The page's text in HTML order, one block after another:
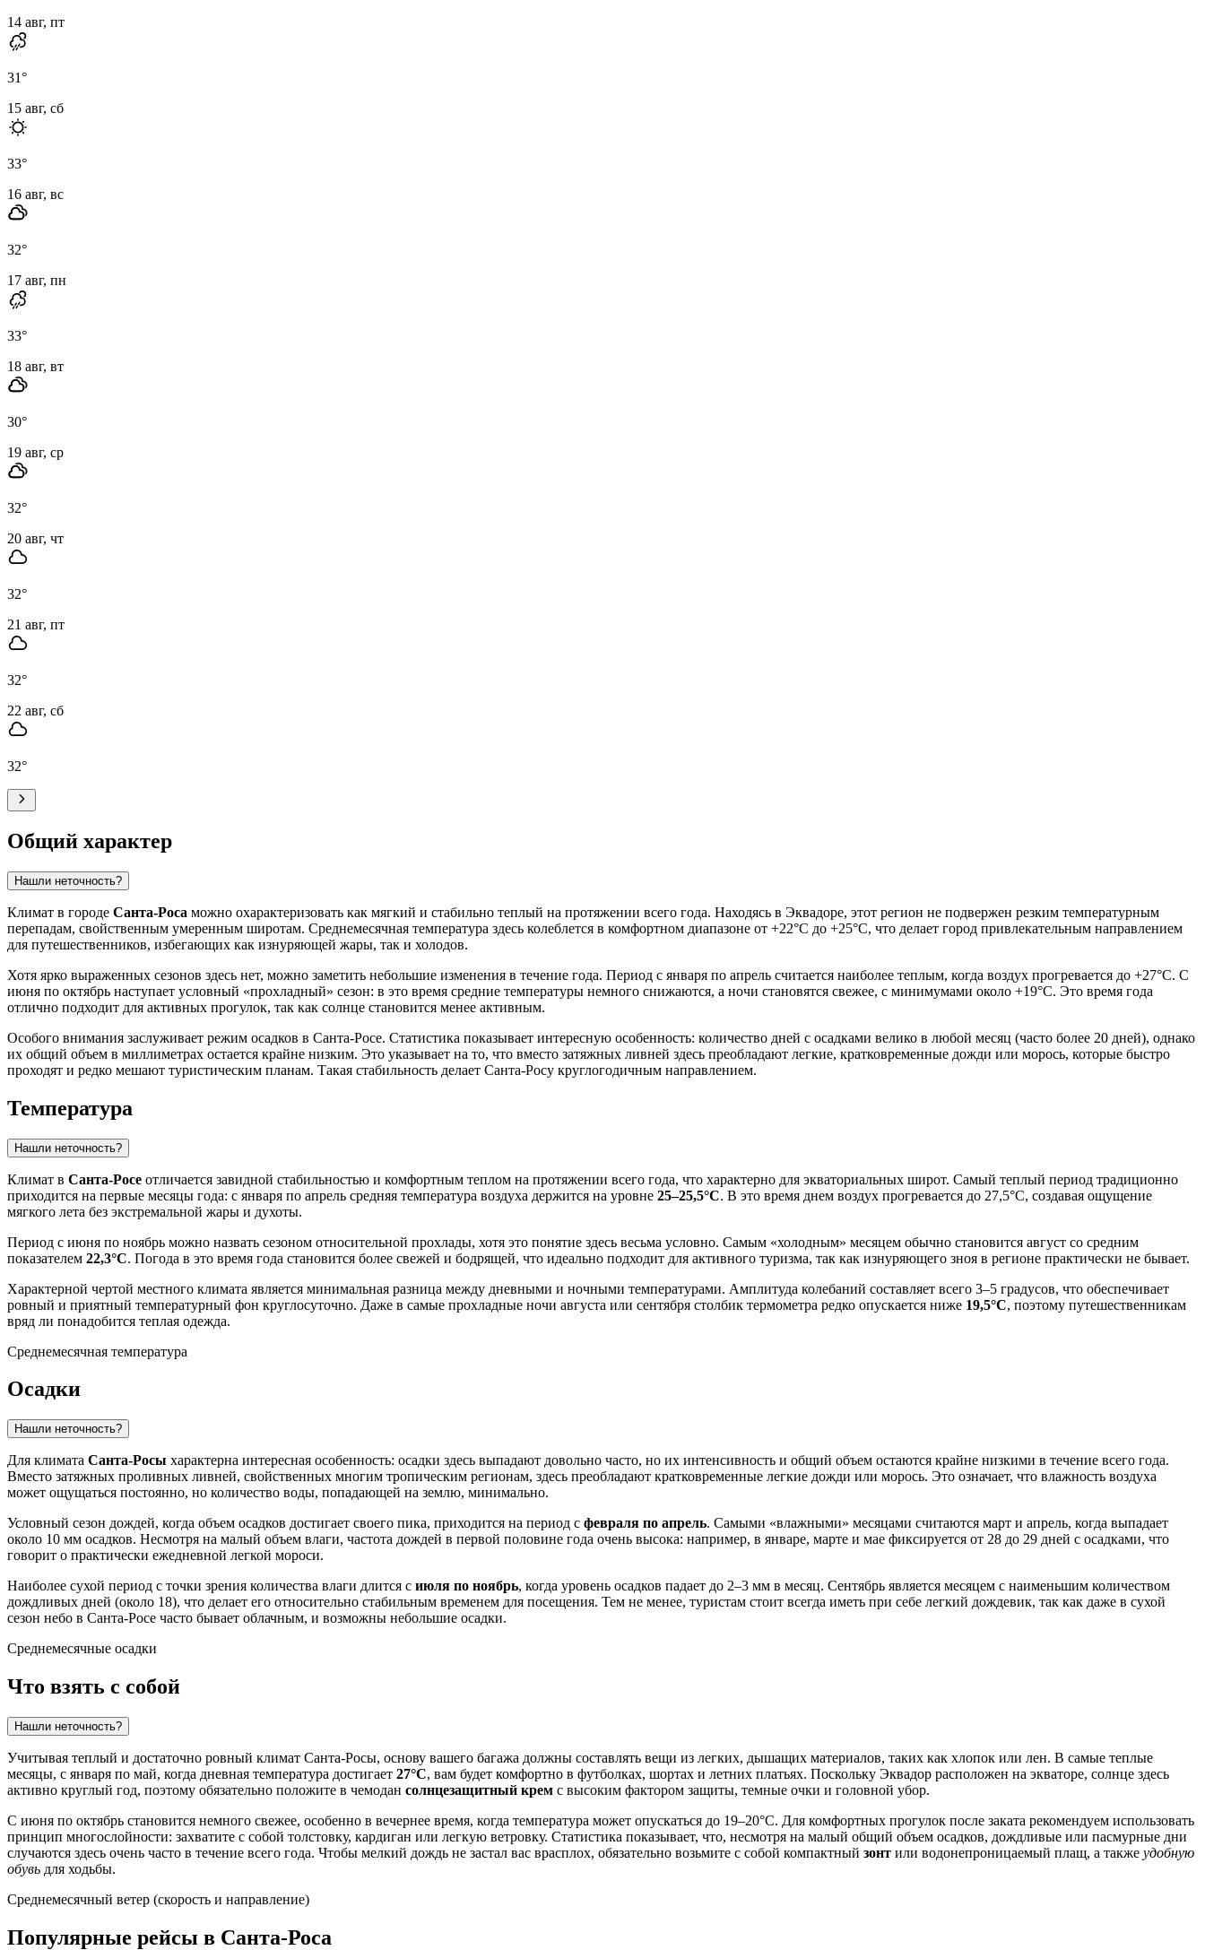
14 авг, пт
31°
15 авг, сб
33°
16 авг, вс
32°
17 авг, пн
33°
18 авг, вт
30°
19 авг, ср
32°
20 авг, чт
32°
21 авг, пт
32°
22 авг, сб
32°
Общий характер
Нашли неточность?
Климат в городе Санта-Роса можно охарактеризовать как мягкий и стабильно теплый на протяжении всего года. Находясь в Эквадоре, этот регион не подвержен резким температурным
перепадам, свойственным умеренным широтам. Среднемесячная температура здесь колеблется в комфортном диапазоне от +22°C до +25°C, что делает город привлекательным направлением
для путешественников, избегающих как изнуряющей жары, так и холодов.
Хотя ярко выраженных сезонов здесь нет, можно заметить небольшие изменения в течение года. Период с января по апрель считается наиболее теплым, когда воздух прогревается до +27°C. С
июня по октябрь наступает условный «прохладный» сезон: в это время средние температуры немного снижаются, а ночи становятся свежее, с минимумами около +19°C. Это время года
отлично подходит для активных прогулок, так как солнце становится менее активным.
Особого внимания заслуживает режим осадков в Санта-Росе. Статистика показывает интересную особенность: количество дней с осадками велико в любой месяц (часто более 20 дней), однако
их общий объем в миллиметрах остается крайне низким. Это указывает на то, что вместо затяжных ливней здесь преобладают легкие, кратковременные дожди или морось, которые быстро
проходят и редко мешают туристическим планам. Такая стабильность делает Санта-Росу круглогодичным направлением.
Температура
Нашли неточность?
Климат в Санта-Росе отличается завидной стабильностью и комфортным теплом на протяжении всего года, что характерно для экваториальных широт. Самый теплый период традиционно
приходится на первые месяцы года: с января по апрель средняя температура воздуха держится на уровне 25–25,5°C. В это время днем воздух прогревается до 27,5°C, создавая ощущение
мягкого лета без экстремальной жары и духоты.
Период с июня по ноябрь можно назвать сезоном относительной прохлады, хотя это понятие здесь весьма условно. Самым «холодным» месяцем обычно становится август со средним
показателем 22,3°C. Погода в это время года становится более свежей и бодрящей, что идеально подходит для активного туризма, так как изнуряющего зноя в регионе практически не бывает.
Характерной чертой местного климата является минимальная разница между дневными и ночными температурами. Амплитуда колебаний составляет всего 3–5 градусов, что обеспечивает
ровный и приятный температурный фон круглосуточно. Даже в самые прохладные ночи августа или сентября столбик термометра редко опускается ниже 19,5°C, поэтому путешественникам
вряд ли понадобится теплая одежда.
Среднемесячная температура
Осадки
Нашли неточность?
Для климата Санта-Росы характерна интересная особенность: осадки здесь выпадают довольно часто, но их интенсивность и общий объем остаются крайне низкими в течение всего года.
Вместо затяжных проливных ливней, свойственных многим тропическим регионам, здесь преобладают кратковременные легкие дожди или морось. Это означает, что влажность воздуха
может ощущаться постоянно, но количество воды, попадающей на землю, минимально.
Условный сезон дождей, когда объем осадков достигает своего пика, приходится на период с февраля по апрель. Самыми «влажными» месяцами считаются март и апрель, когда выпадает
около 10 мм осадков. Несмотря на малый объем влаги, частота дождей в первой половине года очень высока: например, в январе, марте и мае фиксируется от 28 до 29 дней с осадками, что
говорит о практически ежедневной легкой мороси.
Наиболее сухой период с точки зрения количества влаги длится с июля по ноябрь, когда уровень осадков падает до 2–3 мм в месяц. Сентябрь является месяцем с наименьшим количеством
дождливых дней (около 18), что делает его относительно стабильным временем для посещения. Тем не менее, туристам стоит всегда иметь при себе легкий дождевик, так как даже в сухой
сезон небо в Санта-Росе часто бывает облачным, и возможны небольшие осадки.
Среднемесячные осадки
Что взять с собой
Нашли неточность?
Учитывая теплый и достаточно ровный климат Санта-Росы, основу вашего багажа должны составлять вещи из легких, дышащих материалов, таких как хлопок или лен. В самые теплые
месяцы, с января по май, когда дневная температура достигает 27°C, вам будет комфортно в футболках, шортах и летних платьях. Поскольку Эквадор расположен на экваторе, солнце здесь
активно круглый год, поэтому обязательно положите в чемодан солнцезащитный крем с высоким фактором защиты, темные очки и головной убор.
С июня по октябрь становится немного свежее, особенно в вечернее время, когда температура может опускаться до 19–20°C. Для комфортных прогулок после заката рекомендуем использовать
принцип многослойности: захватите с собой толстовку, кардиган или легкую ветровку. Статистика показывает, что, несмотря на малый общий объем осадков, дождливые или пасмурные дни
случаются здесь очень часто в течение всего года. Чтобы мелкий дождь не застал вас врасплох, обязательно возьмите с собой компактный зонт или водонепроницаемый плащ, а также удобную
обувь для ходьбы.
Среднемесячный ветер (скорость и направление)
Популярные рейсы в Санта-Роса